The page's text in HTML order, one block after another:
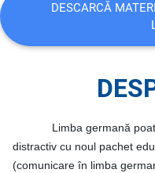
DESCARCĂ
Limba germană
distractiv cu noul pachet
(comunicare în limba